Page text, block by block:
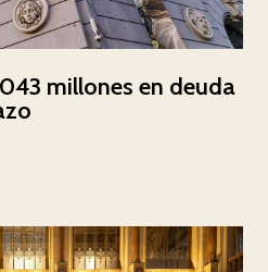
millones en deuda